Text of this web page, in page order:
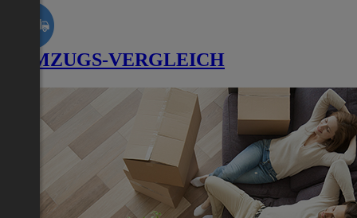
UMZUGS-VERGLEICH